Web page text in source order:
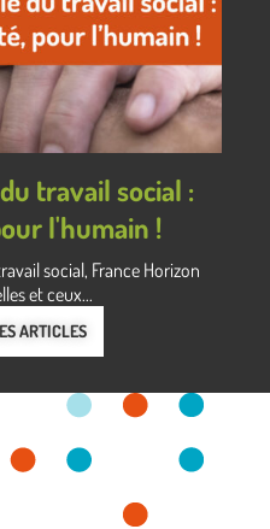
travail social :
l'humain !
social, France Horizon
et ceux...
ARTICLES